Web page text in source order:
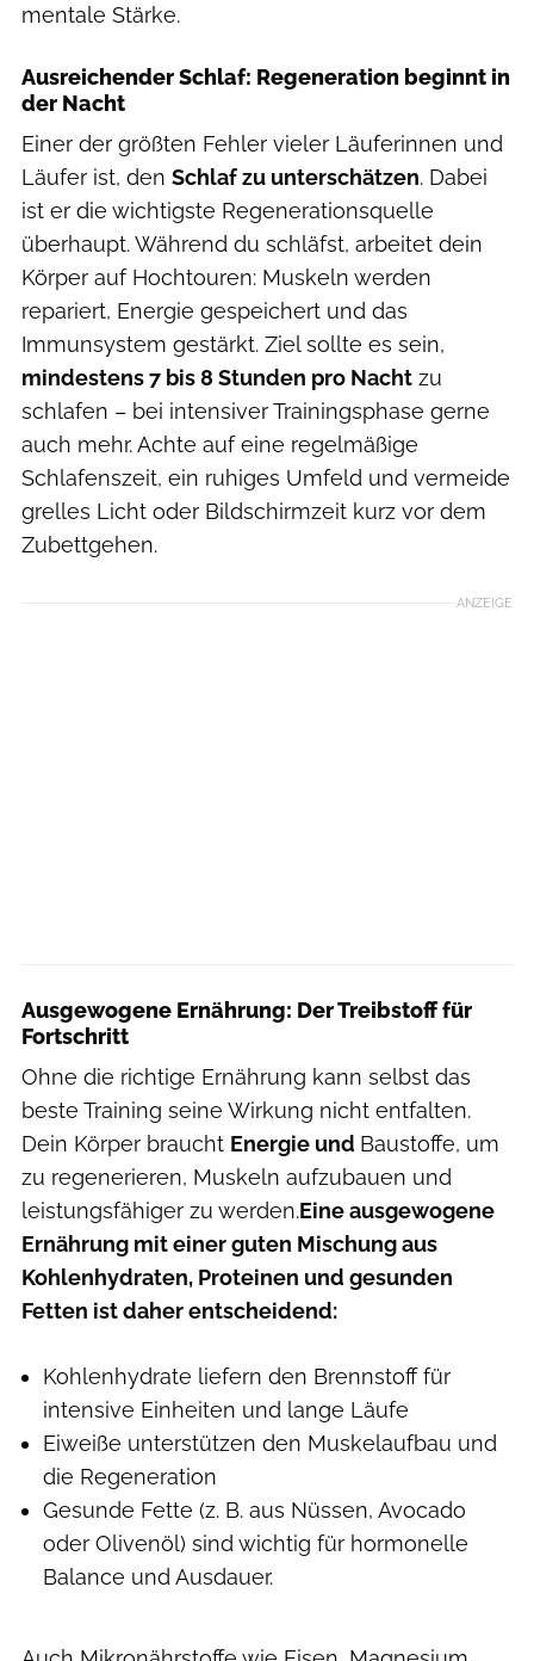
mentale Stärke.
Ausreichender Schlaf: Regeneration beginnt in
der Nacht
Einer der größten Fehler vieler Läuferinnen und
Läufer ist, den Schlaf zu unterschätzen. Dabei
ist er die wichtigste Regenerationsquelle
überhaupt. Während du schläfst, arbeitet dein
Körper auf Hochtouren: Muskeln werden
repariert, Energie gespeichert und das
Immunsystem gestärkt. Ziel sollte es sein,
mindestens 7 bis 8 Stunden pro Nacht zu
schlafen – bei intensiver Trainingsphase gerne
auch mehr. Achte auf eine regelmäßige
Schlafenszeit, ein ruhiges Umfeld und vermeide
grelles Licht oder Bildschirmzeit kurz vor dem
Zubettgehen.
ANZEIGE
Ausgewogene Ernährung: Der Treibstoff für
Fortschritt
Ohne die richtige Ernährung kann selbst das
beste Training seine Wirkung nicht entfalten.
Dein Körper braucht Energie und Baustoffe, um
zu regenerieren, Muskeln aufzubauen und
leistungsfähiger zu werden.Eine ausgewogene
Ernährung mit einer guten Mischung aus
Kohlenhydraten, Proteinen und gesunden
Fetten ist daher entscheidend:
Kohlenhydrate liefern den Brennstoff für
intensive Einheiten und lange Läufe
Eiweiße unterstützen den Muskelaufbau und
die Regeneration
Gesunde Fette (z. B. aus Nüssen, Avocado
oder Olivenöl) sind wichtig für hormonelle
Balance und Ausdauer.